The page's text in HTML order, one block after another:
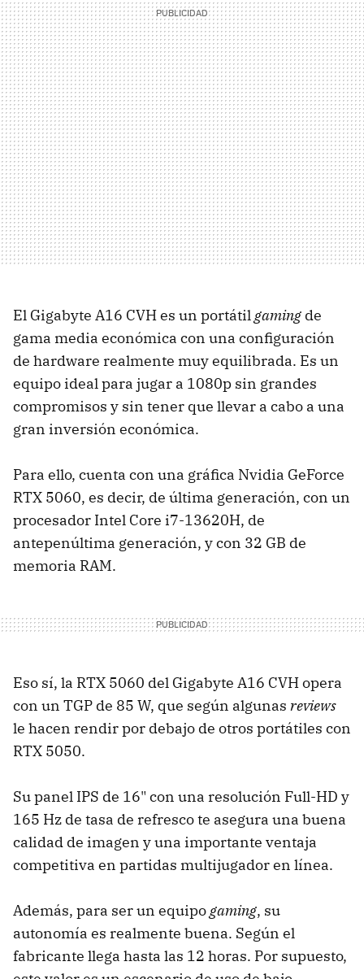
El Gigabyte A16 CVH es un portátilgaming de
gama media económica con una configuración
de hardware realmente muy equilibrada. Es un
equipo ideal para jugar a 1080p sin grandes
compromisos y sin tener que llevar a cabo a una
gran inversión económica.
Para ello, cuenta con una gráfica Nvidia GeForce
RTX 5060, es decir, de última generación, con un
procesador Intel Core i7-13620H, de
antepenúltima generación, y con 32 GB de
memoria RAM.
Eso sí, la RTX 5060 del Gigabyte A16 CVH opera
con un TGP de 85 W, que según algunas reviews
le hacen rendir por debajo de otros portátiles con
RTX 5050.
Su panel IPS de 16" con una resolución Full-HD y
165 Hz de tasa de refresco te asegura una buena
calidad de imagen y una importante ventaja
competitiva en partidas multijugador en línea.
Además, para ser un equipogaming, su
autonomía es realmente buena. Según el
fabricante llega hasta las 12 horas. Por supuesto,